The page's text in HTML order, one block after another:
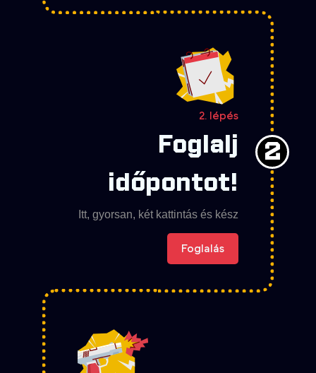
2
2. lépés
Foglalj
időpontot!
Itt, gyorsan, két kattintás és kész
Foglalás